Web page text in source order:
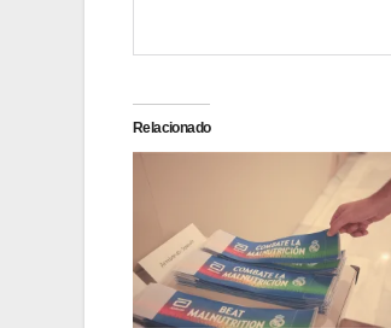
Relacionado